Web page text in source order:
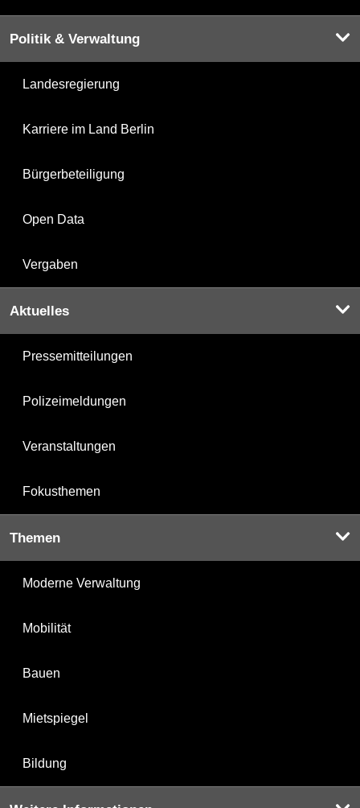
Politik & Verwaltung
Landesregierung
Karriere im Land Berlin
Bürgerbeteiligung
Open Data
Vergaben
Aktuelles
Pressemitteilungen
Polizeimeldungen
Veranstaltungen
Fokusthemen
Themen
Moderne Verwaltung
Mobilität
Bauen
Mietspiegel
Bildung